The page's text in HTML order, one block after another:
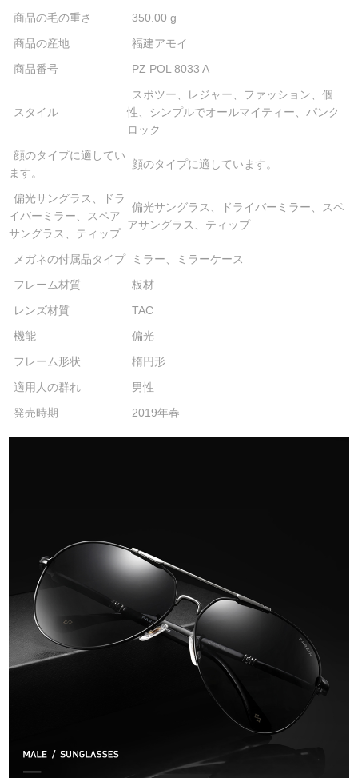
商品の毛の重さ
350.00 g
商品の産地
福建アモイ
商品番号
PZ POL 8033 A
スタイル
スポツー、レジャー、ファッション、個
性、シンプルでオールマイティー、パンク
ロック
顔のタイプに適してい
ます。
顔のタイプに適しています。
偏光サングラス、ドラ
イバーミラー、スペア
サングラス、ティップ
偏光サングラス、ドライバーミラー、スペ
アサングラス、ティップ
メガネの付属品タイプ
ミラー、ミラーケース
フレーム材質
板材
レンズ材質
TAC
機能
偏光
フレーム形状
楕円形
適用人の群れ
男性
発売時期
2019年春